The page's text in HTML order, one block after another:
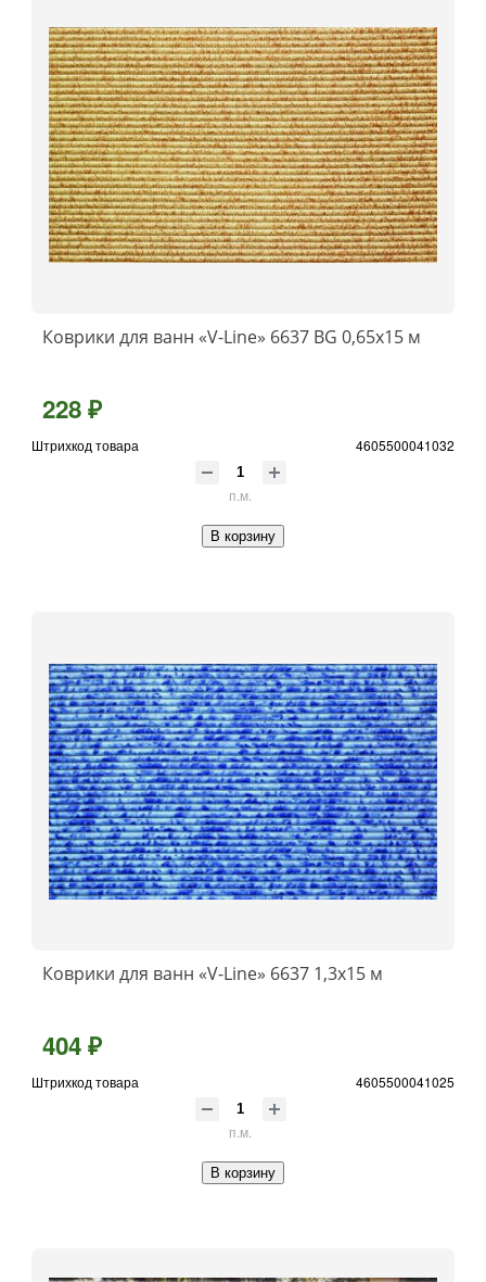
Коврики для ванн «V-Line» 6637 BG 0,65x15 м
228 ₽
Штрихкод товара 4605500041032
п.м.
В корзину
Коврики для ванн «V-Line» 6637 1,3x15 м
404 ₽
Штрихкод товара 4605500041025
п.м.
В корзину